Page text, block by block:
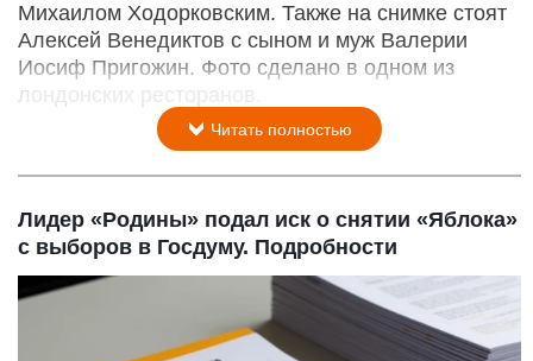
Михаилом Ходорковским. Также на снимке стоят
Алексей Венедиктов с сыном и муж Валерии
Иосиф Пригожин. Фото сделано в одном из
лондонских ресторанов.
Читать полностью
Лидер «Родины» подал иск о снятии «Яблока»
с выборов в Госдуму. Подробности